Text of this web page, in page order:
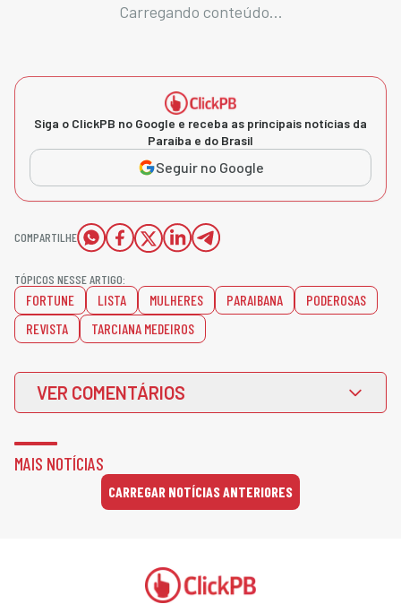
Carregando conteúdo...
Siga o ClickPB no Google e receba as principais notícias da
Paraíba e do Brasil
Seguir no Google
COMPARTILHE
TÓPICOS NESSE ARTIGO:
FORTUNE LISTA MULHERES PARAIBANA
PODEROSAS
REVISTA
TARCIANA MEDEIROS
VER COMENTÁRIOS
MAIS NOTÍCIAS
CARREGAR NOTÍCIAS ANTERIORES